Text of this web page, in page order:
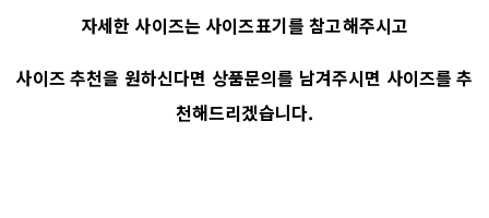
자세한 사이즈는 사이즈표기를 참고해주시고
사이즈 추천을 원하신다면 상품문의를 남겨주시면 사이즈를 추
천해드리겠습니다.